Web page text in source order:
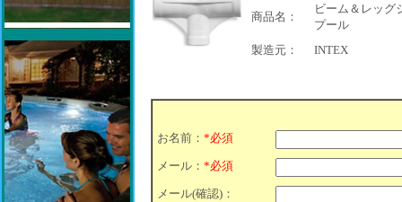
商品名：
ビーム＆レッグ
プール
製造元：
INTEX
お名前： *必須
メール： *必須
メール(確認)：